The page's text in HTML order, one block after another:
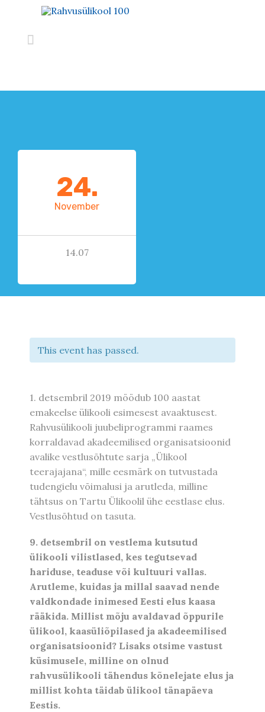

24.
November
14.07
This event has passed.
1. detsembril 2019 möödub 100 aastat
emakeelse ülikooli esimesest avaaktusest.
Rahvusülikooli juubeliprogrammi raames
korraldavad akadeemilised organisatsioonid
avalike vestlusõhtute sarja „Ülikool
teerajajana“, mille eesmärk on tutvustada
tudengielu võimalusi ja arutleda, milline
tähtsus on Tartu Ülikoolil ühe eestlase elus.
Vestlusõhtud on tasuta.
9. detsembril on vestlema kutsutud
ülikooli vilistlased, kes tegutsevad
hariduse, teaduse või kultuuri vallas.
Arutleme, kuidas ja millal saavad nende
valdkondade inimesed Eesti elus kaasa
rääkida. Millist mõju avaldavad õppurile
ülikool, kaasüliõpilased ja akadeemilised
organisatsioonid? Lisaks otsime vastust
küsimusele, milline on olnud
rahvusülikooli tähendus kõnelejate elus ja
millist kohta täidab ülikool tänapäeva
Eestis.